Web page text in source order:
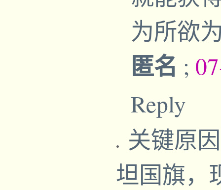
为所欲
匿名 ;
Reply
关键原
坦国旗，